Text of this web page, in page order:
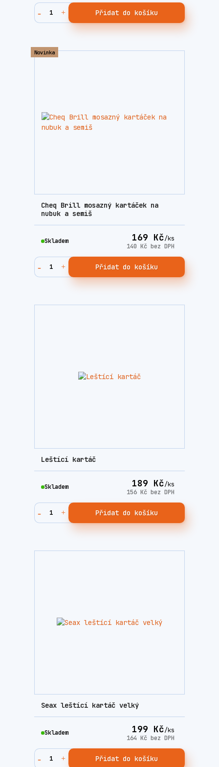
Přidat do košíku
Novinka
Cheq Brill mosazný kartáček na
nubuk a semiš
169 Kč/ks
140 Kč bez DPH
Skladem
Přidat do košíku
Leštící kartáč
189 Kč/ks
156 Kč bez DPH
Skladem
Přidat do košíku
Seax leštící kartáč velký
199 Kč/ks
164 Kč bez DPH
Skladem
Přidat do košíku